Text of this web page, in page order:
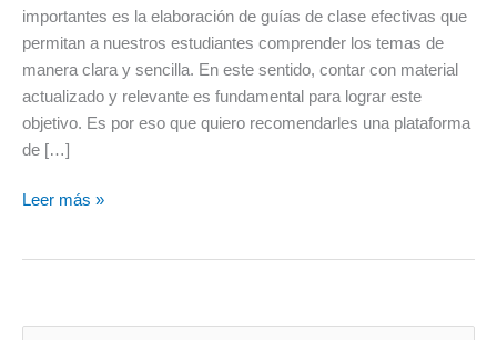
importantes es la elaboración de guías de clase efectivas que
permitan a nuestros estudiantes comprender los temas de
manera clara y sencilla. En este sentido, contar con material
actualizado y relevante es fundamental para lograr este
objetivo. Es por eso que quiero recomendarles una plataforma
de […]
actualizado
en
el
aula
Leer más »